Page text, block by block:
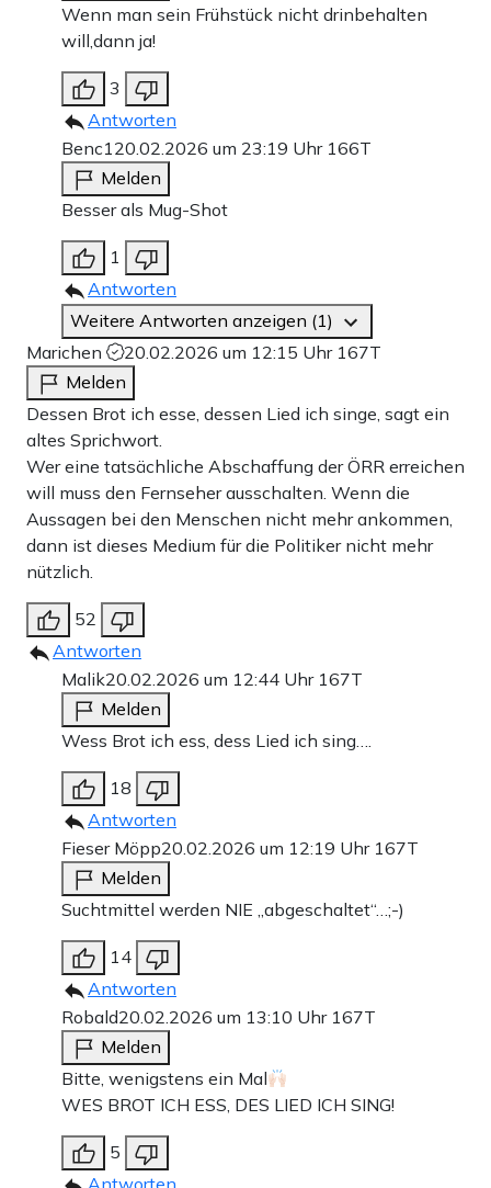
Wenn man sein Frühstück nicht drinbehalten
will,dann ja!
3
Antworten
Benc120.02.2026 um 23:19 Uhr 166T
Melden
Besser als Mug-Shot
1
Antworten
Weitere Antworten anzeigen (1)
Marichen
20.02.2026 um 12:15 Uhr 167T
Melden
Dessen Brot ich esse, dessen Lied ich singe, sagt ein
altes Sprichwort.
Wer eine tatsächliche Abschaffung der ÖRR erreichen
will muss den Fernseher ausschalten. Wenn die
Aussagen bei den Menschen nicht mehr ankommen,
dann ist dieses Medium für die Politiker nicht mehr
nützlich.
52
Antworten
Malik20.02.2026 um 12:44 Uhr 167T
Melden
Wess Brot ich ess, dess Lied ich sing….
18
Antworten
Fieser Möpp20.02.2026 um 12:19 Uhr 167T
Melden
Suchtmittel werden NIE „abgeschaltet“…;-)
14
Antworten
Robald20.02.2026 um 13:10 Uhr 167T
Melden
Bitte, wenigstens ein Mal
WES BROT ICH ESS, DES LIED ICH SING!
5